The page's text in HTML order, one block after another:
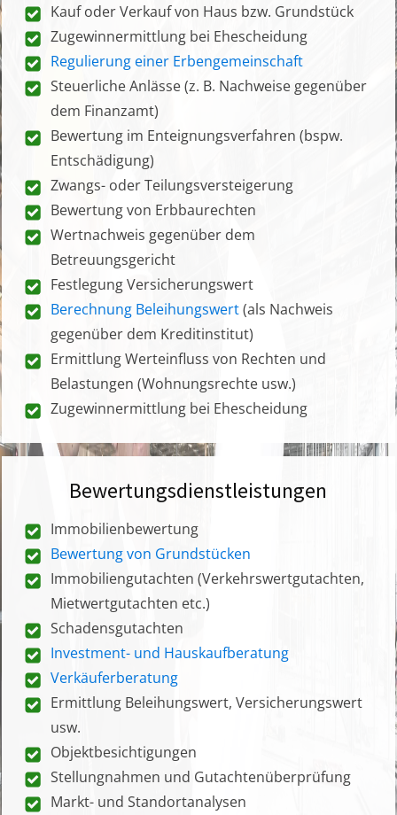
Kauf oder Verkauf von Haus bzw. Grundstück
Zugewinnermittlung bei Ehescheidung
Regulierung einer Erbengemeinschaft
Steuerliche Anlässe (z. B. Nachweise gegenüber
dem Finanzamt)
Bewertung im Enteignungsverfahren (bspw.
Entschädigung)
Zwangs- oder Teilungsversteigerung
Bewertung von Erbbaurechten
Wertnachweis gegenüber dem
Betreuungsgericht
Festlegung Versicherungswert
Berechnung Beleihungswert(als Nachweis
gegenüber dem Kreditinstitut)
Ermittlung Werteinfluss von Rechten und
Belastungen (Wohnungsrechte usw.)
Zugewinnermittlung bei Ehescheidung
Bewertungsdienstleistungen
Immobilienbewertung
Bewertung von Grundstücken
Immobiliengutachten (Verkehrswertgutachten,
Mietwertgutachten etc.)
Schadensgutachten
Investment- und Hauskaufberatung
Verkäuferberatung
Ermittlung Beleihungswert, Versicherungswert
usw.
Objektbesichtigungen
Stellungnahmen und Gutachtenüberprüfung
Markt- und Standortanalysen